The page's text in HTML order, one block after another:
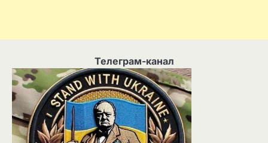
Телеграм-канал